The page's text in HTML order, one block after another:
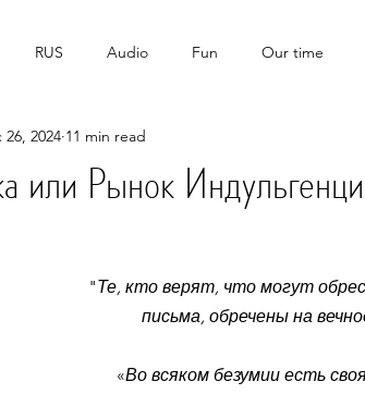
RUS Audio Fun Our time
или Рынок
26, 2024 11 min read
"Те, кто верят, что могут
письма, обречены на
«Во всяком безумии есть